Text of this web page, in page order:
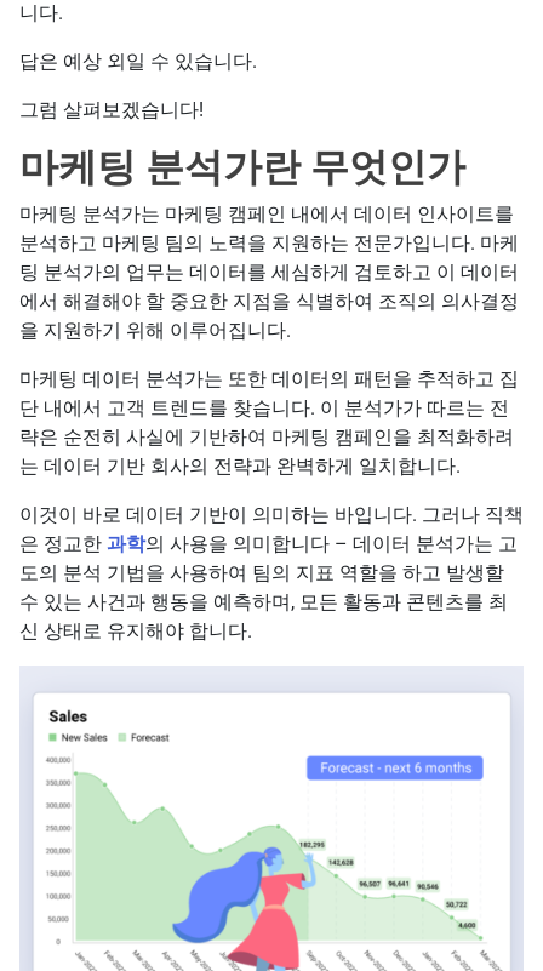
니다.
답은 예상 외일 수 있습니다.
그럼 살펴보겠습니다!
마케팅 분석가란 무엇인가
마케팅 분석가는 마케팅 캠페인 내에서 데이터 인사이트를
분석하고 마케팅 팀의 노력을 지원하는 전문가입니다. 마케
팅 분석가의 업무는 데이터를 세심하게 검토하고 이 데이터
에서 해결해야 할 중요한 지점을 식별하여 조직의 의사결정
을 지원하기 위해 이루어집니다.
마케팅 데이터 분석가는 또한 데이터의 패턴을 추적하고 집
단 내에서 고객 트렌드를 찾습니다. 이 분석가가 따르는 전
략은 순전히 사실에 기반하여 마케팅 캠페인을 최적화하려
는 데이터 기반 회사의 전략과 완벽하게 일치합니다.
이것이 바로 데이터 기반이 의미하는 바입니다. 그러나 직책
은 정교한 과학의 사용을 의미합니다 – 데이터 분석가는 고
도의 분석 기법을 사용하여 팀의 지표 역할을 하고 발생할
수 있는 사건과 행동을 예측하며, 모든 활동과 콘텐츠를 최
신 상태로 유지해야 합니다.